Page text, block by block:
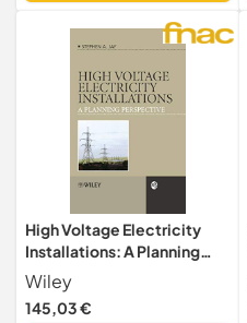
High Voltage Electricity
Installations: A Planning
Perspective
Wiley
145,03 €